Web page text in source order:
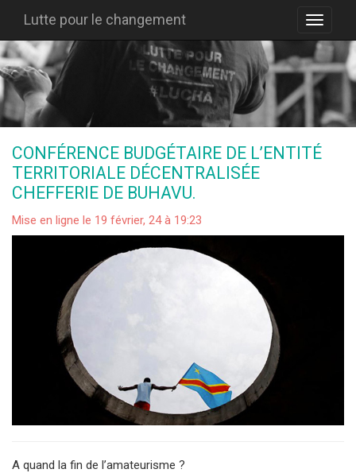
Lutte pour le changement
CONFÉRENCE BUDGÉTAIRE DE L’ENTITÉ
TERRITORIALE DÉCENTRALISÉE
CHEFFERIE DE BUHAVU.
Mise en ligne le 19 février, 24 à 19:23
A quand la fin de l’amateurisme ?